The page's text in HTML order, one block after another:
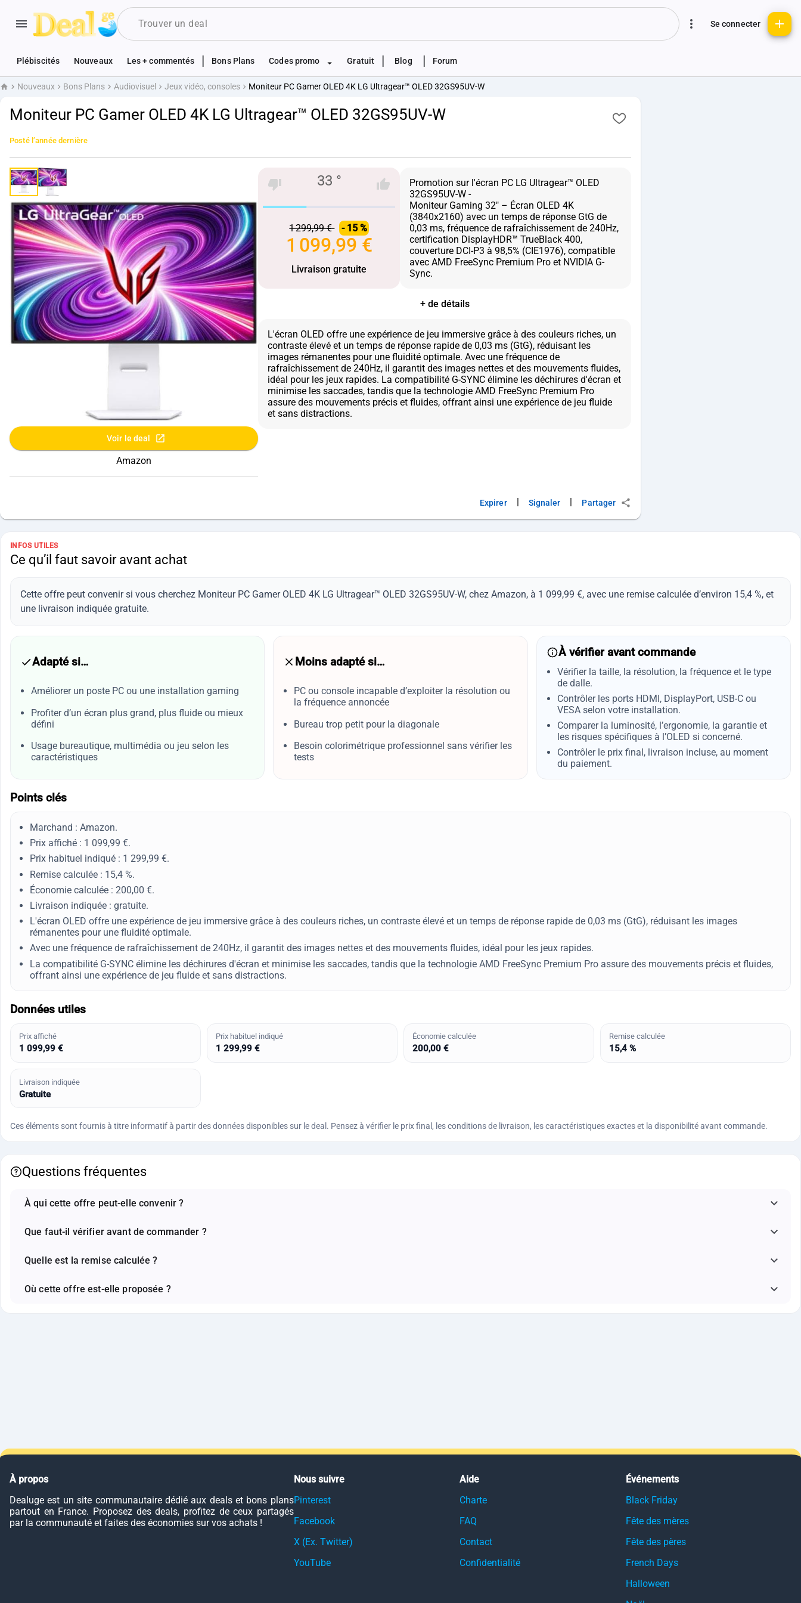
Se connecter
Plébiscités Nouveaux Les + commentés Bons Plans Codes promo Gratuit Blog Forum
AccueilNouveaux Bons Plans Audiovisuel Jeux vidéo, consoles Moniteur PC Gamer OLED 4K LG Ultragear™ OLED 32GS95UV-W
Moniteur PC Gamer OLED 4K LG Ultragear™ OLED 32GS95UV-W
Posté l’année dernière
Voir le deal
Amazon
33 °
1 299,99 € - 15 %
1 099,99 €
Livraison gratuite
Promotion sur l'écran PC LG Ultragear™ OLED
32GS95UV-W -
Moniteur Gaming 32" – Écran OLED 4K
(3840x2160) avec un temps de réponse GtG de
0,03 ms, fréquence de rafraîchissement de 240Hz,
certification DisplayHDR™ TrueBlack 400,
couverture DCI-P3 à 98,5% (CIE1976), compatible
avec AMD FreeSync Premium Pro et NVIDIA G-
+ de détails
L'écran OLED offre une expérience de jeu immersive grâce à des couleurs riches, un
contraste élevé et un temps de réponse rapide de 0,03 ms (GtG), réduisant les
images rémanentes pour une fluidité optimale. Avec une fréquence de
rafraîchissement de 240Hz, il garantit des images nettes et des mouvements fluides,
idéal pour les jeux rapides. La compatibilité G-SYNC élimine les déchirures d'écran et
minimise les saccades, tandis que la technologie AMD FreeSync Premium Pro
assure des mouvements précis et fluides, offrant ainsi une expérience de jeu fluide
Expirer Signaler Partager
INFOS UTILES
Ce qu’il faut savoir avant achat
Cette offre peut convenir si vous cherchez Moniteur PC Gamer OLED 4K LG Ultragear™ OLED 32GS95UV-W, chez Amazon, à 1 099,99 €, avec une remise calculée d’environ 15,4 %, et
une livraison indiquée gratuite.
Adapté si…
Améliorer un poste PC ou une installation gaming
Profiter d’un écran plus grand, plus fluide ou mieux
défini
Usage bureautique, multimédia ou jeu selon les
caractéristiques
Moins adapté si…
PC ou console incapable d’exploiter la résolution ou
la fréquence annoncée
Bureau trop petit pour la diagonale
Besoin colorimétrique professionnel sans vérifier les
tests
À vérifier avant commande
Vérifier la taille, la résolution, la fréquence et le type
de dalle.
Contrôler les ports HDMI, DisplayPort, USB-C ou
VESA selon votre installation.
Comparer la luminosité, l’ergonomie, la garantie et
les risques spécifiques à l’OLED si concerné.
Contrôler le prix final, livraison incluse, au moment
du paiement.
Points clés
Marchand : Amazon.
Prix affiché : 1 099,99 €.
Prix habituel indiqué : 1 299,99 €.
Remise calculée : 15,4 %.
Économie calculée : 200,00 €.
Livraison indiquée : gratuite.
L'écran OLED offre une expérience de jeu immersive grâce à des couleurs riches, un contraste élevé et un temps de réponse rapide de 0,03 ms (GtG), réduisant les images
rémanentes pour une fluidité optimale.
Avec une fréquence de rafraîchissement de 240Hz, il garantit des images nettes et des mouvements fluides, idéal pour les jeux rapides.
La compatibilité G-SYNC élimine les déchirures d'écran et minimise les saccades, tandis que la technologie AMD FreeSync Premium Pro assure des mouvements précis et fluides,
offrant ainsi une expérience de jeu fluide et sans distractions.
Données utiles
Prix affiché
1 099,99 €
Prix habituel indiqué
1 299,99 €
Économie calculée
200,00 €
Remise calculée
15,4 %
Livraison indiquée
Gratuite
Ces éléments sont fournis à titre informatif à partir des données disponibles sur le deal. Pensez à vérifier le prix final, les conditions de livraison, les caractéristiques exactes et la disponibilité avant commande.
Questions fréquentes
À qui cette offre peut-elle convenir ?
Que faut-il vérifier avant de commander ?
Quelle est la remise calculée ?
Où cette offre est-elle proposée ?
À propos
Dealuge est un site communautaire dédié aux deals et bons plans
partout en France. Proposez des deals, profitez de ceux partagés
par la communauté et faites des économies sur vos achats !
Nous suivre
Pinterest
Facebook
X (Ex. Twitter)
YouTube
Aide
Charte
FAQ
Contact
Confidentialité
Événements
Black Friday
Fête des mères
Fête des pères
French Days
Halloween